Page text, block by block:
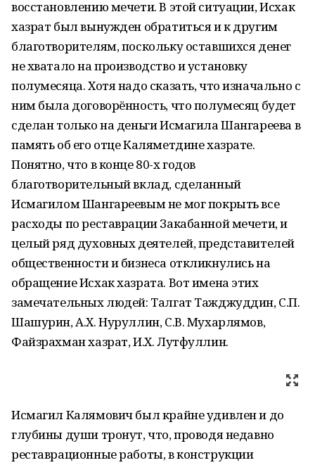
восстановлению мечети. В этой ситуации, Исхак
хазрат был вынужден обратиться и к другим
благотворителям, поскольку оставшихся денег
не хватало на производство и установку
полумесяца. Хотя надо сказать, что изначально с
ним была договорённость, что полумесяц будет
сделан только на деньги Исмагила Шангареева в
память об его отце Каляметдине хазрате.
Понятно, что в конце 80-х годов
благотворительный вклад, сделанный
Исмагилом Шангареевым не мог покрыть все
расходы по реставрации Закабанной мечети, и
целый ряд духовных деятелей, представителей
общественности и бизнеса откликнулись на
обращение Исхак хазрата. Вот имена этих
замечательных людей: Талгат Тажджуддин, С.П.
Шашурин, А.Х. Нуруллин, С.В. Мухарлямов,
Файзрахман хазрат, И.Х. Лутфуллин.
Исмагил Калямович был крайне удивлен и до
глубины души тронут, что, проводя недавно
реставрационные работы, в конструкции